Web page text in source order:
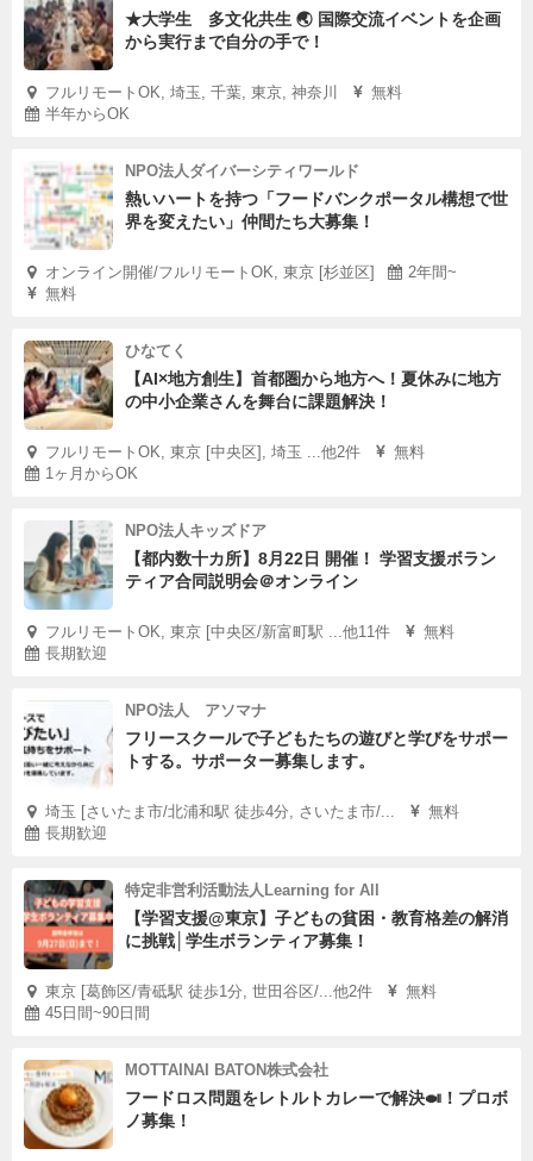
★大学生 多文化共生 🌏 国際交流イベントを企画
から実行まで自分の手で！
フルリモートOK, 埼玉, 千葉, 東京, 神奈川
無料
半年からOK
NPO法人ダイバーシティワールド
熱いハートを持つ「フードバンクポータル構想で世
界を変えたい」仲間たち大募集！
オンライン開催/フルリモートOK, 東京 [杉並区]
2年間~
無料
ひなてく
【AI×地方創生】首都圏から地方へ！夏休みに地方
の中小企業さんを舞台に課題解決！
フルリモートOK, 東京 [中央区], 埼玉 ...他2件
無料
1ヶ月からOK
NPO法人キッズドア
【都内数十カ所】8月22日 開催！ 学習支援ボラン
ティア合同説明会＠オンライン
フルリモートOK, 東京 [中央区/新富町駅 ...他11件
無料
長期歓迎
NPO法人 アソマナ
フリースクールで子どもたちの遊びと学びをサポー
トする。サポーター募集します。
埼玉 [さいたま市/北浦和駅 徒歩4分, さいたま市/...
無料
長期歓迎
特定非営利活動法人Learning for All
【学習支援@東京】子どもの貧困・教育格差の解消
に挑戦│学生ボランティア募集！
東京 [葛飾区/青砥駅 徒歩1分, 世田谷区/...他2件
無料
45日間~90日間
MOTTAINAI BATON株式会社
フードロス問題をレトルトカレーで解決🍛！プロボ
ノ募集！